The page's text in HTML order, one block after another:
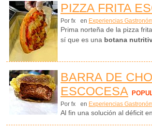
PIZZA FRITA
Por fx en Experiencias
Prima norteña de la pizza
sí que es una botana
BARRA DE
ESCOCESA
Por fx en Experiencias
Al fin una solución al déficit